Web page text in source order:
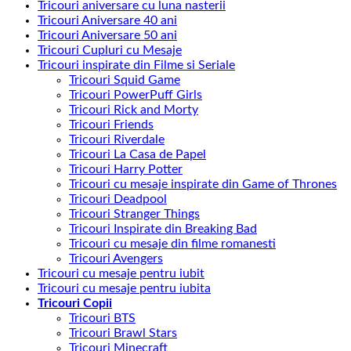
Tricouri aniversare cu luna nasterii
Tricouri Aniversare 40 ani
Tricouri Aniversare 50 ani
Tricouri Cupluri cu Mesaje
Tricouri inspirate din Filme si Seriale
Tricouri Squid Game
Tricouri PowerPuff Girls
Tricouri Rick and Morty
Tricouri Friends
Tricouri Riverdale
Tricouri La Casa de Papel
Tricouri Harry Potter
Tricouri cu mesaje inspirate din Game of Thrones
Tricouri Deadpool
Tricouri Stranger Things
Tricouri Inspirate din Breaking Bad
Tricouri cu mesaje din filme romanesti
Tricouri Avengers
Tricouri cu mesaje pentru iubit
Tricouri cu mesaje pentru iubita
Tricouri Copii
Tricouri BTS
Tricouri Brawl Stars
Tricouri Minecraft